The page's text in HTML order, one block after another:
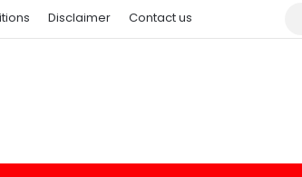
Disclaimer Contact us